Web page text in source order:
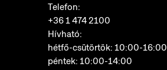
Telefon:
+36 1 474 2100
Hívható:
hétfő-csütörtök: 10:00-16:00
péntek: 10:00-14:00